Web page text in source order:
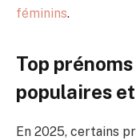
féminins.
Top
populaires
En 2025, certains